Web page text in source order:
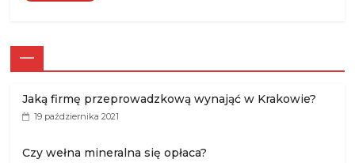
—
Jaką firmę przeprowadzkową wynająć w Krakowie?
19 października 2021
Czy wełna mineralna się opłaca?